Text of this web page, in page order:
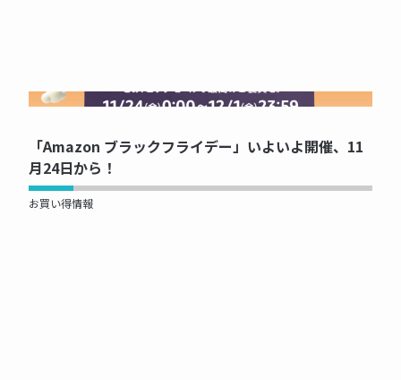
NOW PRINTING...
「Amazon ブラックフライデー」いよいよ開催、11
月24日から！
お買い得情報